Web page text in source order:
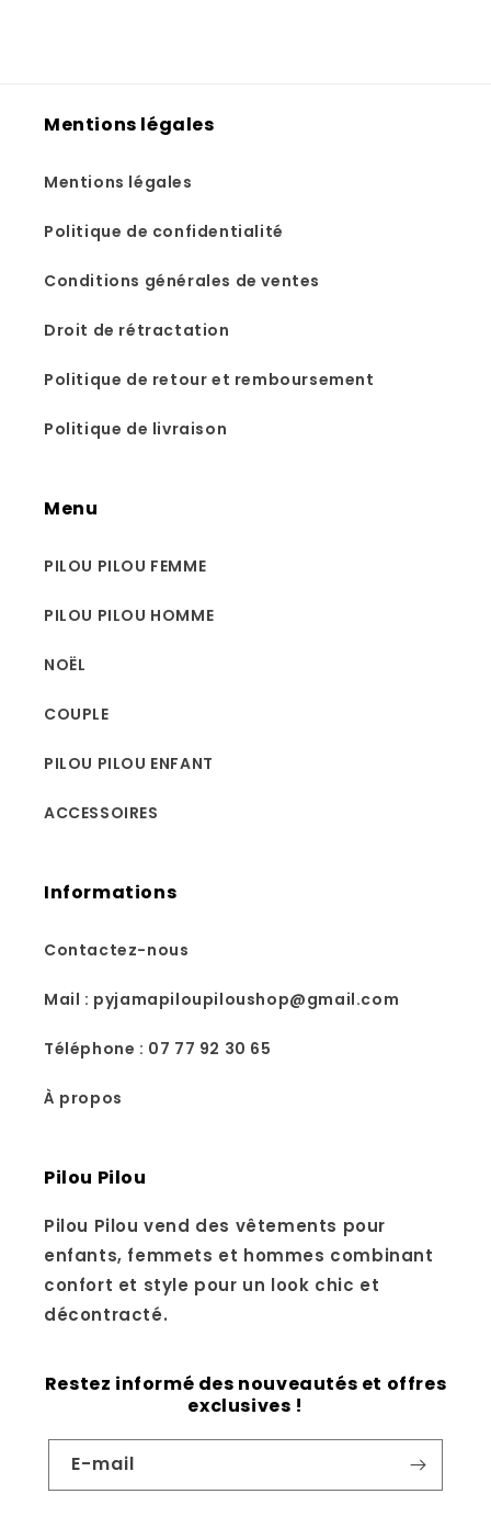
Mentions légales
Mentions légales
Politique de confidentialité
Conditions générales de ventes
Droit de rétractation
Politique de retour et remboursement
Politique de livraison
Menu
PILOU PILOU FEMME
PILOU PILOU HOMME
NOËL
COUPLE
PILOU PILOU ENFANT
ACCESSOIRES
Informations
Contactez-nous
Mail : pyjamapiloupiloushop@gmail.com
Téléphone : 07 77 92 30 65
À propos
Pilou Pilou
Pilou Pilou vend des vêtements pour
enfants, femmets et hommes combinant
confort et style pour un look chic et
décontracté.
Restez informé des nouveautés et offres
exclusives !
E-mail